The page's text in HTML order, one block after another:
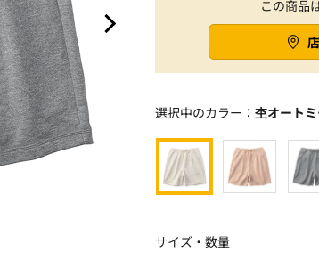
この商品
選択中のカラー： 杢オート
サイズ・数量